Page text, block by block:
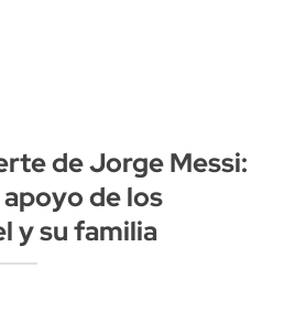
de Jorge Messi:
de los
y su familia